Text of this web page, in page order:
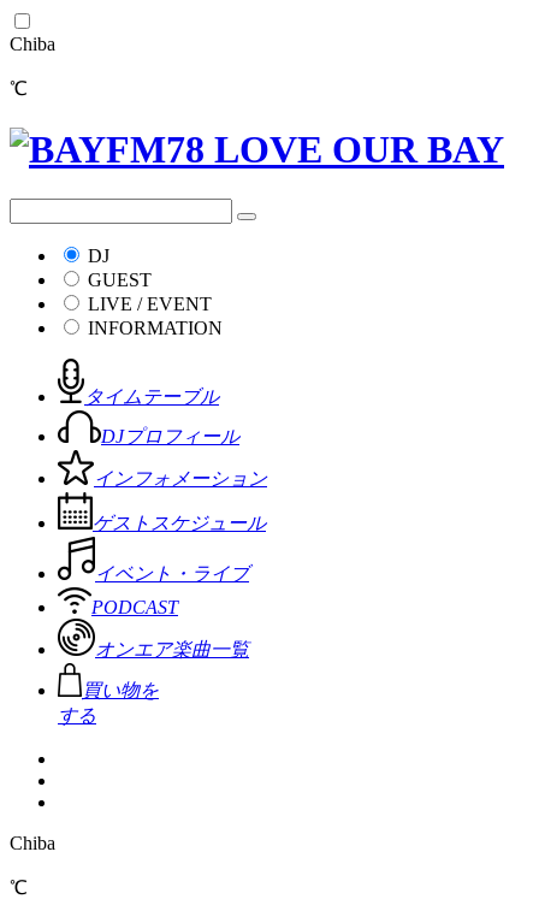
Chiba
℃
DJ
GUEST
LIVE / EVENT
INFORMATION
タイムテーブル
DJプロフィール
インフォメーション
ゲストスケジュール
イベント・ライブ
PODCAST
オンエア楽曲一覧
買い物を
する
Chiba
℃